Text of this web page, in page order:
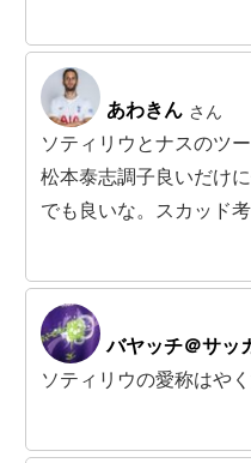
あわきん さん
ソティリウとナスのツ
松本泰志調子良いだけ
でも良いな。スカッド
バヤッチ＠サッ
ソティリウの愛称はや